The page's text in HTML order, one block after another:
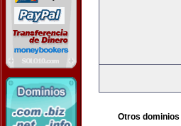
Otros